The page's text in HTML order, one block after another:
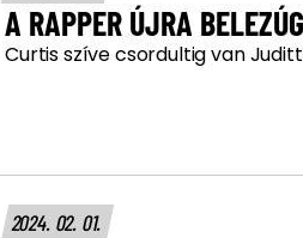
A RAPPER ÚJRA
Curtis szíve csordultig van
2024. 02. 01.